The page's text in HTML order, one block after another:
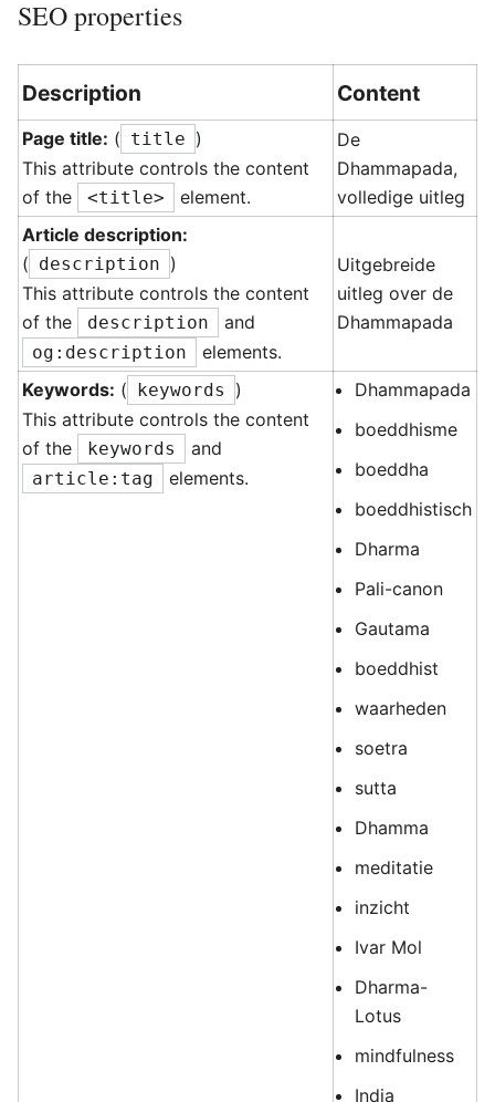
SEO properties
Description Content
Page title: ( title )
This attribute controls the content
of the
<title> element.
De
Dhammapada,
volledige uitleg
Article description:
( description )
This attribute controls the content
of the
description and
og:description elements.
Uitgebreide
uitleg over de
Dhammapada
Keywords: ( keywords
)
This attribute controls the content
of the
keywords and
article:tag elements.
Dhammapada
boeddhisme
boeddha
boeddhistisch
Dharma
Pali-canon
Gautama
boeddhist
waarheden
soetra
sutta
Dhamma
meditatie
inzicht
Ivar Mol
Dharma-
Lotus
mindfulness
India